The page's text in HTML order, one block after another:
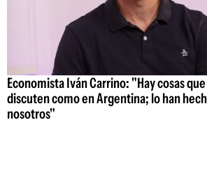
Economista Iván Carrino: "Hay cosas
discuten como en Argentina; lo han
nosotros"